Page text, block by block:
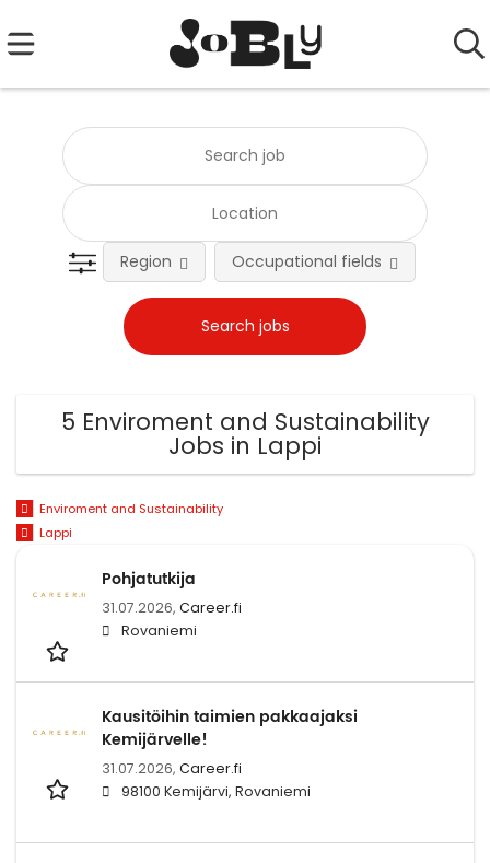
Region Occupational fields
5 Enviroment and Sustainability
Jobs in Lappi
Enviroment and Sustainability
Lappi
Pohjatutkija
31.07.2026, Career.fi
Rovaniemi
Kausitöihin taimien pakkaajaksi
Kemijärvelle!
31.07.2026, Career.fi
98100 Kemijärvi, Rovaniemi